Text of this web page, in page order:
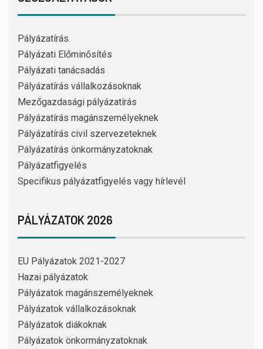
Pályázatírás
Pályázati Előminősítés
Pályázati tanácsadás
Pályázatírás vállalkozásoknak
Mezőgazdasági pályázatírás
Pályázatírás magánszemélyeknek
Pályázatírás civil szervezeteknek
Pályázatírás önkormányzatoknak
Pályázatfigyelés
Specifikus pályázatfigyelés vagy hírlevél
PÁLYÁZATOK 2026
EU Pályázatok 2021-2027
Hazai pályázatok
Pályázatok magánszemélyeknek
Pályázatok vállalkozásoknak
Pályázatok diákoknak
Pályázatok önkormányzatoknak